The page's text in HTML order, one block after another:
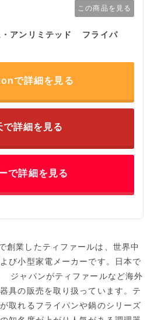
この商品を見る
・アンリミテッド フライパ
で詳細を見る
で詳細を見る
で詳細を見る
業したティファールは、世界中
び小型家電メーカーです。日本で
ジャパンがティファールなど海外
具の販売を取り扱っています。テ
取れるフライパンや鍋のシリーズ